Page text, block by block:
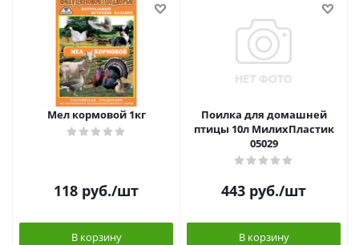
Мел кормовой 1кг
118 руб./шт
В корзину
Поилка для домашней
птицы 10л МилихПластик
05029
443 руб./шт
В корзину